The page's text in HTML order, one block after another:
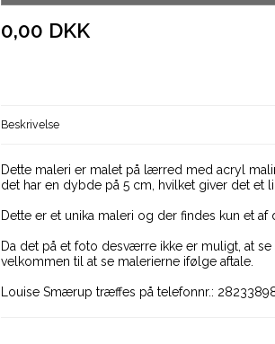
0,00 DKK
Beskrivelse
Dette maleri er malet på lærred med acryl
det har en dybde på 5 cm, hvilket giver det et
Dette er et unika maleri og der findes kun et af
Da det på et foto desværre ikke er muligt, at
velkommen til at se malerierne ifølge aftale.
Louise Smærup træffes på telefonnr.: